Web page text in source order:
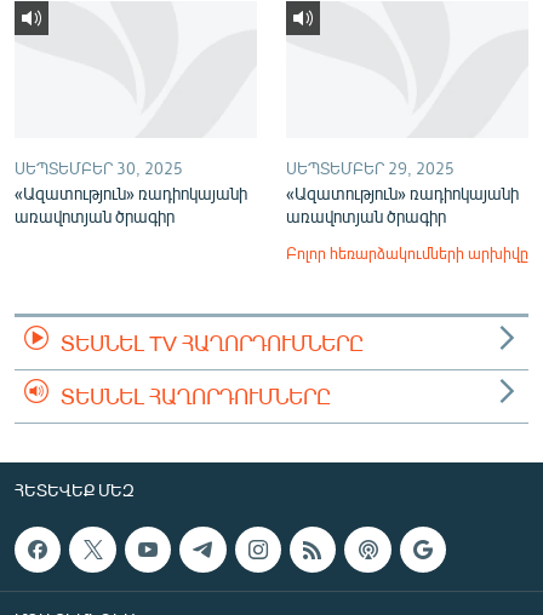
ՍԵՊՏԵՄԲԵՐ 30, 2025
«Ազատություն» ռադիոկայանի
առավոտյան ծրագիր
ՍԵՊՏԵՄԲԵՐ 29, 2025
«Ազատություն» ռադիոկայանի
առավոտյան ծրագիր
Բոլոր հեռարձակումների արխիվը
ՏԵՍՆԵԼ TV ՀԱՂՈՐԴՈՒՄՆԵՐԸ
ՏԵՍՆԵԼ ՀԱՂՈՐԴՈՒՄՆԵՐԸ
ՀԵՏԵՎԵՔ ՄԵԶ